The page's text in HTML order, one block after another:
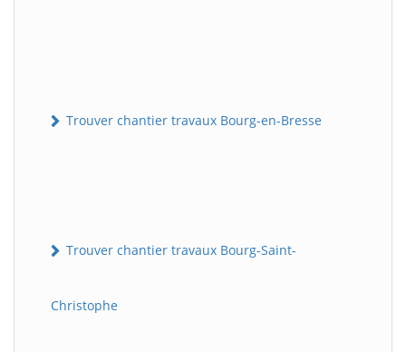
Trouver chantier travaux Bourg-en-Bresse
Trouver chantier travaux Bourg-Saint-
Christophe